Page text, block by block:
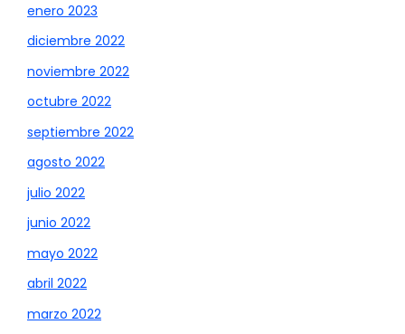
enero 2023
diciembre 2022
noviembre 2022
octubre 2022
septiembre 2022
agosto 2022
julio 2022
junio 2022
mayo 2022
abril 2022
marzo 2022